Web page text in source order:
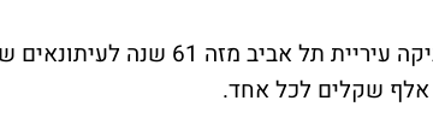
את פרס סוקולוב מעניקה עיריית